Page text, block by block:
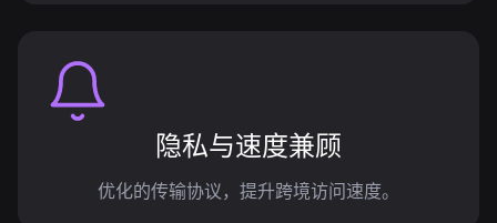
隐私与速度兼顾
优化的传输协议，提升跨境访问速度。